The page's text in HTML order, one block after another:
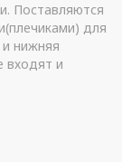
Поставляются
для
и нижняя
входят и